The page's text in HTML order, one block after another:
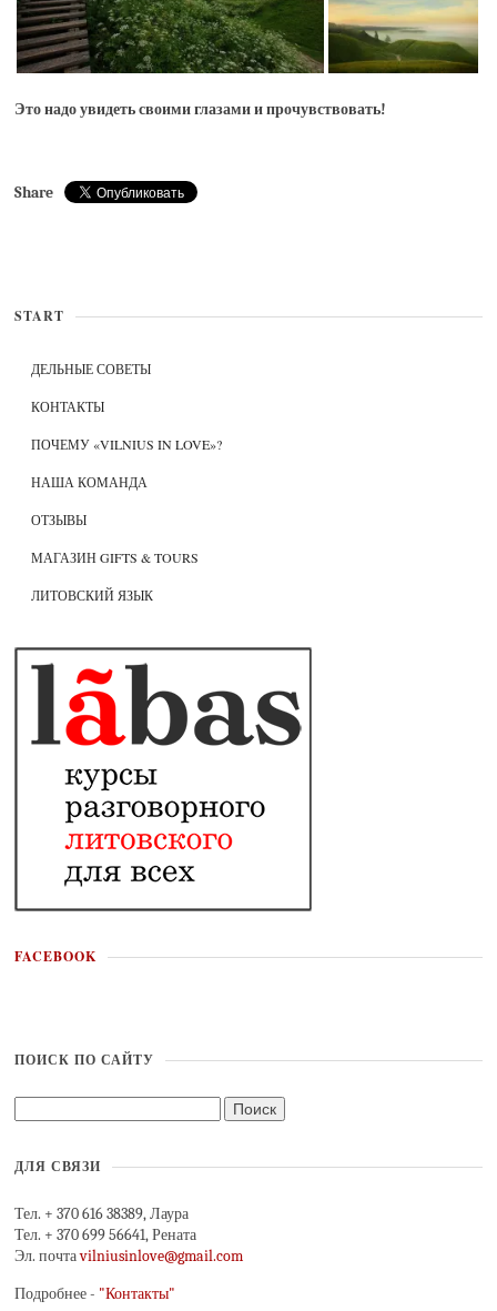
Это надо увидеть своими глазами и прочувствовать!
Share
START
ДЕЛЬНЫЕ СОВЕТЫ
КОНТАКТЫ
ПОЧЕМУ «VILNIUS IN LOVE»?
НАША КОМАНДА
ОТЗЫВЫ
МАГАЗИН GIFTS & TOURS
ЛИТОВСКИЙ ЯЗЫК
FACEBOOK
ПОИСК ПО САЙТУ
ДЛЯ СВЯЗИ
Тел. + 370 616 38389, Лаура
Тел. + 370 699 56641, Рената
Эл. почтаvilniusinlove@gmail.com
Подробнее - "Контакты"